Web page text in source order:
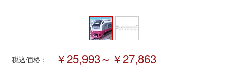
税込価格： ￥25,993～￥27,863